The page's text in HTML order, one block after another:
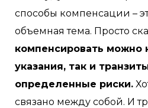
способы компенсации –
объемная тема. Просто
компенсировать можно
указания, так и
определенные риски.
связано между собой. И